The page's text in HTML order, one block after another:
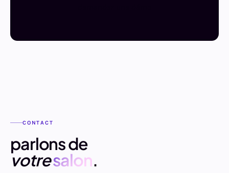
CONTACT
parlons de
votresalon.